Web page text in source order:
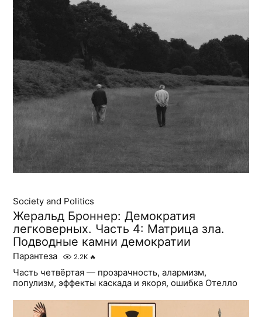
Society and Politics
Жеральд Броннер: Демократия
легковерных. Часть 4: Матрица зла.
Подводные камни демократии
Парантеза 2.2K 🔥
Часть четвёртая — прозрачность, алармизм,
популизм, эффекты каскада и якоря, ошибка Отелло